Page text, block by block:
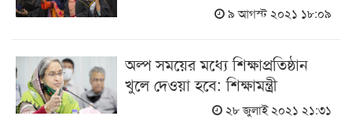
৯ আগস্ট ২০২১ ১৮:০৯
অল্প সময়ের মধ্যে শিক্ষাপ্রতিষ্ঠান
খুলে দেওয়া হবে: শিক্ষামন্ত্রী
২৮ জুলাই ২০২১ ২১:৩১